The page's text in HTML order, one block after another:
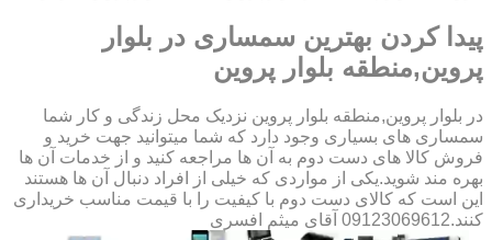
پیدا کردن بهترین سمساری در بلوار
پروین,منطقه بلوار پروین
در بلوار پروین,منطقه بلوار پروین نزدیک محل زندگی و کار شما
سمساری های بسیاری وجود دارد که شما میتوانید جهت خرید و
فروش کالا های دست دوم به آن ها مراجعه کنید و از خدمات آن ها
بهره مند شوید.یکی از مواردی که خیلی از افراد دنبال آن ها هستند
این است که کالای دست دوم با کیفیت را با قیمت مناسب خریداری
کنند.09123069612 آقای میثم افسری